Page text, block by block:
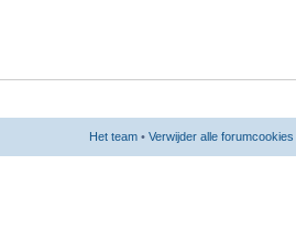
Het team • Verwijder alle forumcookies